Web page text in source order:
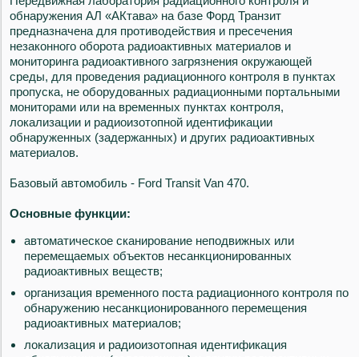
обнаружения АЛ «АКтава» на базе Форд Транзит
предназначена для противодействия и пресечения
незаконного оборота радиоактивных материалов и
мониторинга радиоактивного загрязнения окружающей
среды, для проведения радиационного контроля в пунктах
пропуска, не оборудованных радиационными портальными
мониторами или на временных пунктах контроля,
локализации и радиоизотопной идентификации
обнаруженных (задержанных) и других радиоактивных
материалов.
Базовый автомобиль - Ford Transit Van 470.
Основные функции:
автоматическое сканирование неподвижных или
перемещаемых объектов несанкционированных
радиоактивных веществ;
организация временного поста радиационного контроля по
обнаружению несанкционированного перемещения
радиоактивных материалов;
локализация и радиоизотопная идентификация